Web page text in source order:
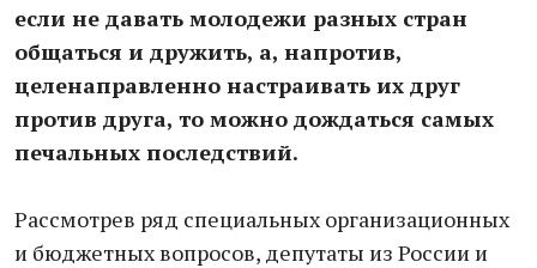
если не давать молодежи разных стран
общаться и дружить, а, напротив,
целенаправленно настраивать их друг
против друга, то можно дождаться самых
печальных последствий.
Рассмотрев ряд специальных организационных
и бюджетных вопросов, депутаты из России и